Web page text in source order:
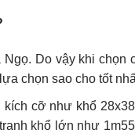
Do vậy khi chọn
chọn sao cho tốt
cỡ như khổ
khổ lớn như